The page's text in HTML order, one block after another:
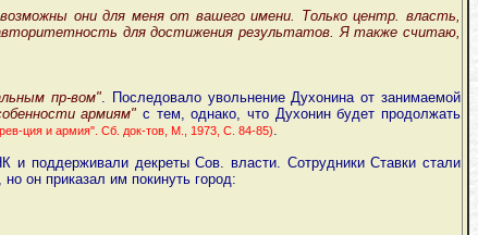
они для меня от вашего имени. Только центр. власть,
для достижения результатов. Я также считаю,
пр-вом". Последовало увольнение Духонина от занимаемой
армиям" с тем, однако, что Духонин будет продолжать
ция и армия". Сб. док-тов, М., 1973, С. 84-85).
поддерживали декреты Сов. власти. Сотрудники Ставки стали
он приказал им покинуть город: